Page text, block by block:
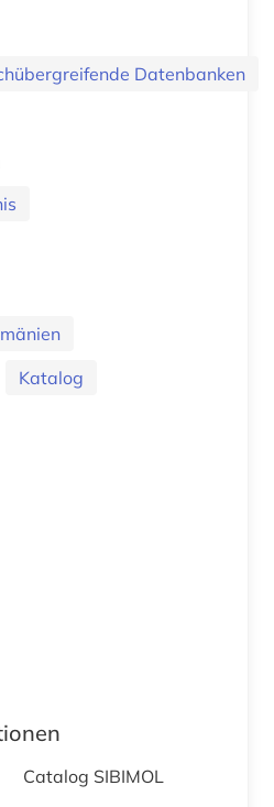
Datenbanken
Katalog
Catalog SIBIMOL